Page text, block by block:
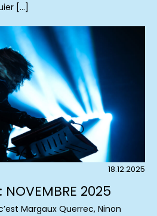
[…]
18.12.2025
NOVEMBRE 2025
Margaux Querrec, Ninon